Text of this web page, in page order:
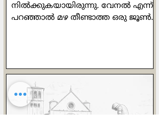
നില്‍ക്കുകയായിരുന്നു. വേനല്‍ എന്ന്
പറഞ്ഞാല്‍ മഴ തീണ്ടാത്ത ഒരു ജൂണ്‍
നാട്ടിലെ കായലുകളെപ്പോലെ
തോന്നിപ്പിച്ചു. ഉച്ചക്കത്തെ ചൂട്
സഹിക്കാന്‍ വയ്യാതെ ഞാന്‍ പുറത്ത്
കൂടെ നടക്കുമ്പോള്‍